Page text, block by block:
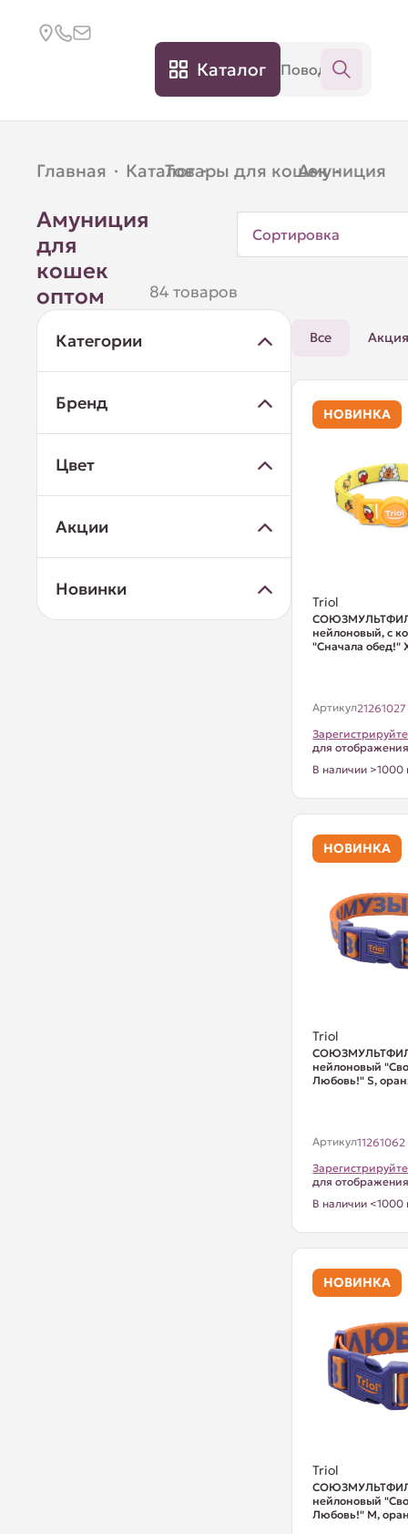
Каталог
Главная · Каталог ·
Товары для кошек ·
Амуниция
Амуниция
для
кошек
оптом
84 товаров
Сортировка
Категории
Бренд
Цвет
Акции
Новинки
Все
НОВИНКА
Triol
нейлоновый, с
"Сначала обед!"
Артикул21261027
для
В наличии >1000
НОВИНКА
Triol
нейлоновый
Любовь!" S,
Артикул11261062
для
В наличии <1000
НОВИНКА
Triol
нейлоновый
Любовь!" M,